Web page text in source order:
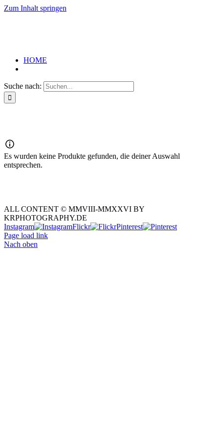
Zum Inhalt springen
HOME
Suche nach:
Es wurden keine Produkte gefunden, die deiner Auswahl
entsprechen.
ALL CONTENT © MMVIII-MMXXVI BY
KRPHOTOGRAPHY.DE
Instagram
Flickr
Pinterest
Page load link
Nach oben